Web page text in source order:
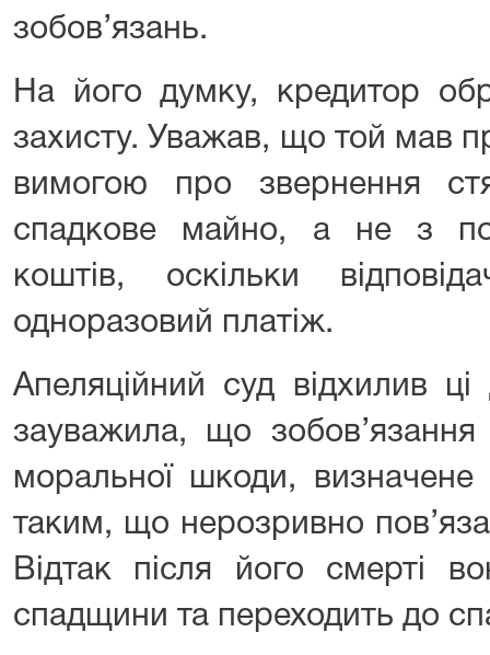
зобов’язань.
На його думку, кредитор
захисту. Уважав, що той мав
вимогою про звернення
спадкове майно, а не з
коштів, оскільки
одноразовий платіж.
Апеляційний суд відхилив ці
зауважила, що
моральної шкоди,
таким, що нерозривно
Відтак після його смерті
спадщини та переходить до